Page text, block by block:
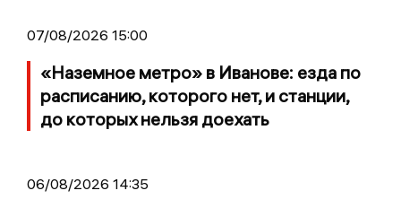
07/08/2026 15:00
«Наземное метро» в Иванове: езда по
расписанию, которого нет, и станции,
до которых нельзя доехать
06/08/2026 14:35